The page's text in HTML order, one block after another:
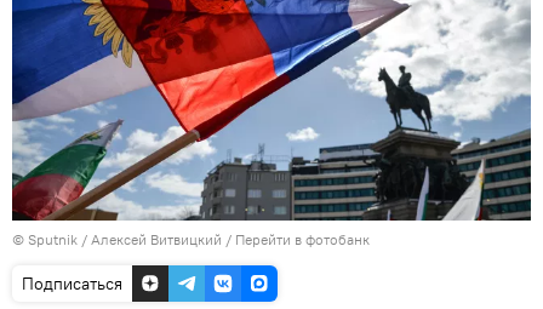
© Sputnik / Алексей Витвицкий / Перейти в фотобанк
Подписаться